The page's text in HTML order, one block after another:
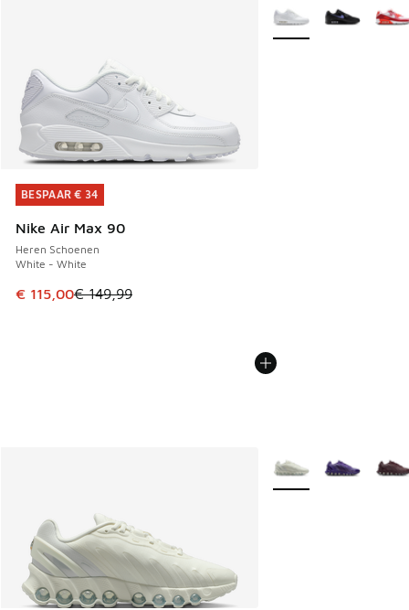
BESPAAR € 34
Nike Air Max 90
Heren Schoenen
White - White
Dit artikel is in de uitverkoop. Dit artikel is in de
€ 115,00€ 149,99
BESPAAR € 34
Meer kleuren
Meer kleuren